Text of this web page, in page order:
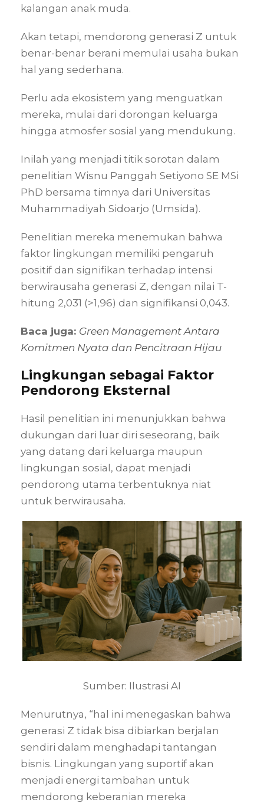
kalangan anak muda.
Akan tetapi, mendorong generasi Z untuk
benar-benar berani memulai usaha bukan
hal yang sederhana.
Perlu ada ekosistem yang menguatkan
mereka, mulai dari dorongan keluarga
hingga atmosfer sosial yang mendukung.
Inilah yang menjadi titik sorotan dalam
penelitian Wisnu Panggah Setiyono SE MSi
PhD bersama timnya dari Universitas
Muhammadiyah Sidoarjo (Umsida).
Penelitian mereka menemukan bahwa
faktor lingkungan memiliki pengaruh
positif dan signifikan terhadap intensi
berwirausaha generasi Z, dengan nilai T-
hitung 2,031 (>1,96) dan signifikansi 0,043.
Baca juga: Green Management Antara
Komitmen Nyata dan Pencitraan Hijau
Lingkungan sebagai Faktor
Pendorong Eksternal
Hasil penelitian ini menunjukkan bahwa
dukungan dari luar diri seseorang, baik
yang datang dari keluarga maupun
lingkungan sosial, dapat menjadi
pendorong utama terbentuknya niat
untuk berwirausaha.
Sumber: Ilustrasi AI
Menurutnya, “hal ini menegaskan bahwa
generasi Z tidak bisa dibiarkan berjalan
sendiri dalam menghadapi tantangan
bisnis. Lingkungan yang suportif akan
menjadi energi tambahan untuk
mendorong keberanian mereka